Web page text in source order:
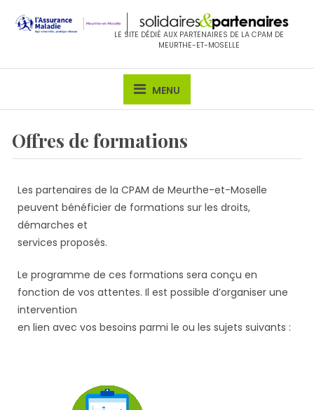
LE SITE DÉDIÉ AUX PARTENAIRES DE LA CPAM DE
MEURTHE-ET-MOSELLE
MENU
Offres de formations
Les partenaires de la CPAM de Meurthe-et-Moselle
peuvent bénéficier de formations sur les droits,
démarches et
services proposés.
Le programme de ces formations sera conçu en
fonction de vos attentes. Il est possible d’organiser une
intervention
en lien avec vos besoins parmi le ou les sujets suivants :